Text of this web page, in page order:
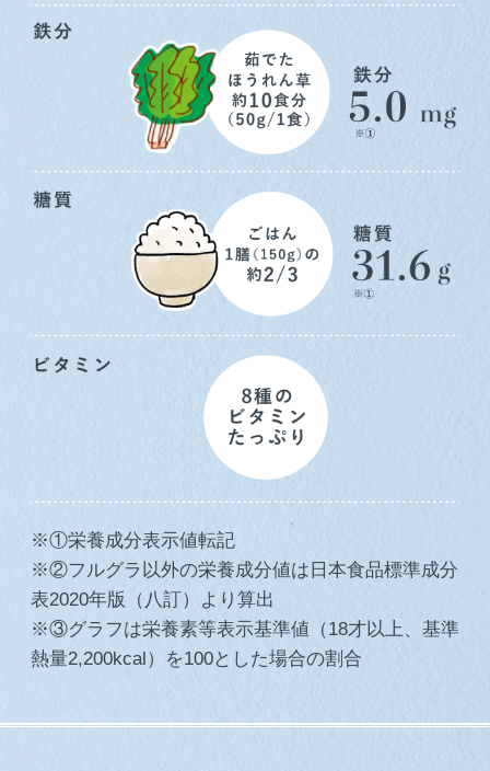
※①栄養成分表示値転記
※②フルグラ以外の栄養成分値は日本食品標準成分
表2020年版（八訂）より算出
※③グラフは栄養素等表示基準値（18才以上、基準
熱量2,200kcal）を100とした場合の割合